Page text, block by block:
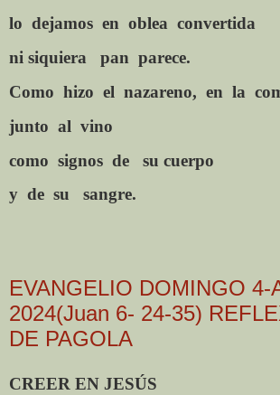
lo dejamos en oblea convertida
ni siquiera
pan parece.
Como hizo el nazareno, en la
junto al vino
como signos de
su cuerpo
y de su sangre.
EVANGELIO DOMINGO 4-
2024(Juan 6- 24-35)
DE PAGOLA
CREER EN JESÚS